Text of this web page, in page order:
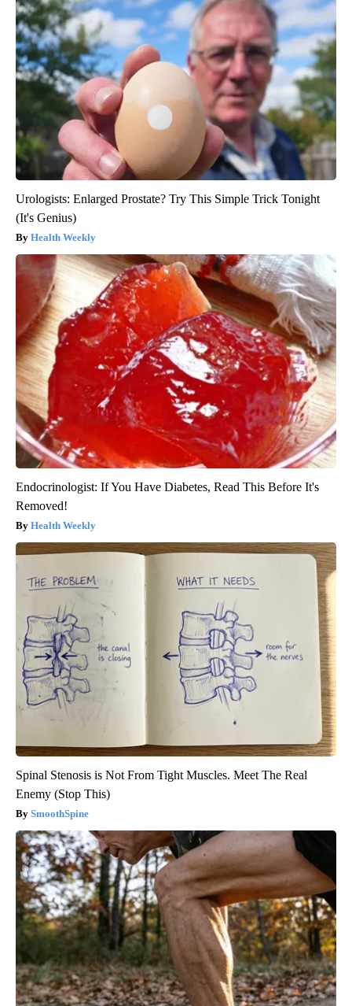
Urologists: Enlarged Prostate? Try This Simple Trick Tonight
(It's Genius)
Health Weekly
Endocrinologist: If You Have Diabetes, Read This Before It's
Removed!
Health Weekly
Spinal Stenosis is Not From Tight Muscles. Meet The Real
Enemy (Stop This)
SmoothSpine